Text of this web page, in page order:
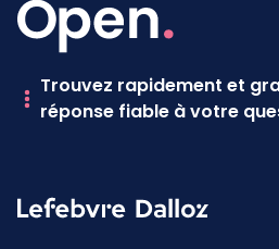
Trouvez rapidement et
réponse fiable à votre